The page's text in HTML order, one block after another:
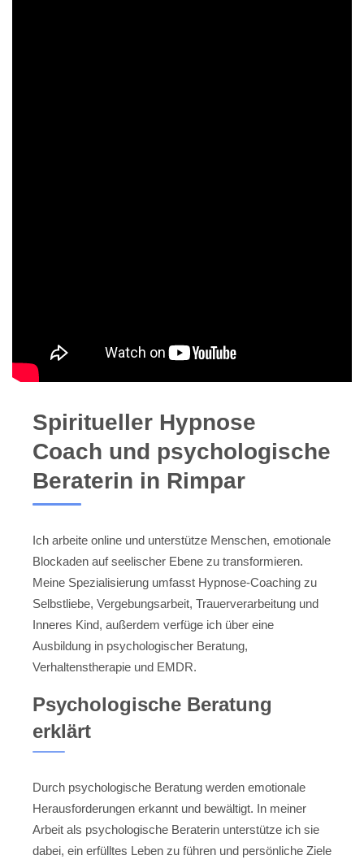
Spiritueller Hypnose
Coach und psychologische
Beraterin in Rimpar
Ich arbeite online und unterstütze Menschen, emotionale
Blockaden auf seelischer Ebene zu transformieren.
Meine Spezialisierung umfasst Hypnose-Coaching zu
Selbstliebe, Vergebungsarbeit, Trauerverarbeitung und
Inneres Kind, außerdem verfüge ich über eine
Ausbildung in psychologischer Beratung,
Verhaltenstherapie und EMDR.
Psychologische Beratung
erklärt
Durch psychologische Beratung werden emotionale
Herausforderungen erkannt und bewältigt. In meiner
Arbeit als psychologische Beraterin unterstütze ich sie
dabei, ein erfülltes Leben zu führen und persönliche Ziele